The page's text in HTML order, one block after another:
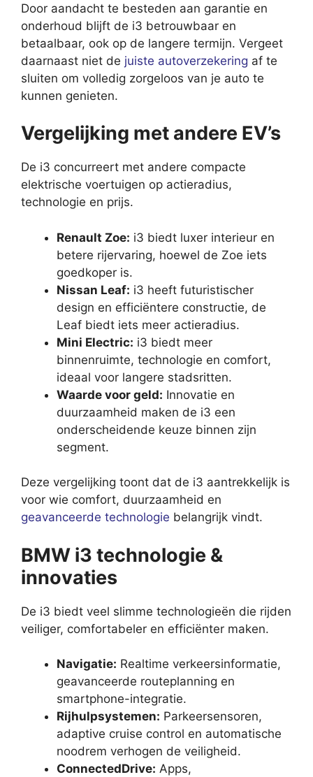
Door aandacht te besteden aan garantie en
onderhoud blijft de i3 betrouwbaar en
betaalbaar, ook op de langere termijn. Vergeet
daarnaast niet de juiste autoverzekering af te
sluiten om volledig zorgeloos van je auto te
kunnen genieten.
Vergelijking met andere EV’s
De i3 concurreert met andere compacte
elektrische voertuigen op actieradius,
technologie en prijs.
Renault Zoe: i3 biedt luxer interieur en
betere rijervaring, hoewel de Zoe iets
goedkoper is.
Nissan Leaf: i3 heeft futuristischer
design en efficiëntere constructie, de
Leaf biedt iets meer actieradius.
Mini Electric: i3 biedt meer
binnenruimte, technologie en comfort,
ideaal voor langere stadsritten.
Waarde voor geld: Innovatie en
duurzaamheid maken de i3 een
onderscheidende keuze binnen zijn
segment.
Deze vergelijking toont dat de i3 aantrekkelijk is
voor wie comfort, duurzaamheid en
geavanceerde technologie belangrijk vindt.
BMW i3 technologie &
innovaties
De i3 biedt veel slimme technologieën die rijden
veiliger, comfortabeler en efficiënter maken.
Navigatie: Realtime verkeersinformatie,
geavanceerde routeplanning en
smartphone-integratie.
Rijhulpsystemen: Parkeersensoren,
adaptive cruise control en automatische
noodrem verhogen de veiligheid.
ConnectedDrive: Apps,